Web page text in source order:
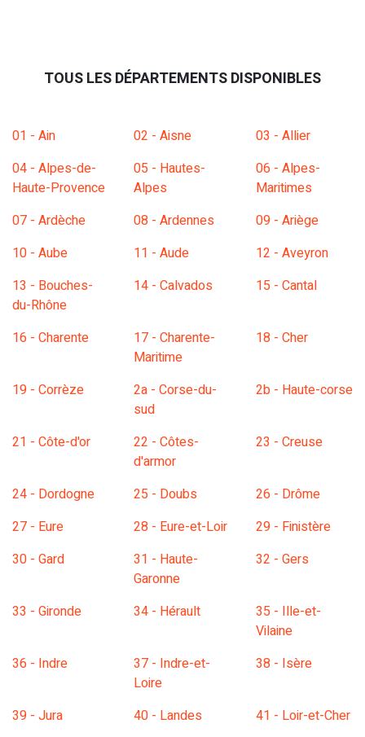
TOUS LES DÉPARTEMENTS DISPONIBLES
01 - Ain 02 - Aisne
03 - Allier
04 - Alpes-de-
Haute-Provence
05 - Hautes-
Alpes
06 - Alpes-
Maritimes
07 - Ardèche
08 - Ardennes
09 - Ariège
10 - Aube
11 - Aude
12 - Aveyron
13 - Bouches-
du-Rhône
14 - Calvados 15 - Cantal
16 - Charente
17 - Charente-
Maritime
18 - Cher
19 - Corrèze
2a - Corse-du-
sud
2b - Haute-corse
21 - Côte-d'or
22 - Côtes-
d'armor
23 - Creuse
24 - Dordogne 25 - Doubs
26 - Drôme
27 - Eure
28 - Eure-et-Loir
29 - Finistère
30 - Gard
31 - Haute-
Garonne
32 - Gers
33 - Gironde 34 - Hérault
35 - Ille-et-
Vilaine
36 - Indre
37 - Indre-et-
Loire
38 - Isère
39 - Jura 40 - Landes
41 - Loir-et-Cher